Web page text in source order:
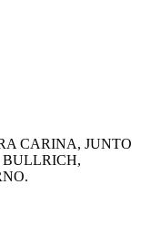
CARINA, JUNTO
BULLRICH,